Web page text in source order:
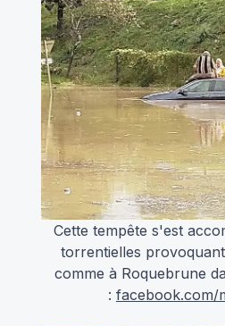
Cette tempête s'est
torrentielles
comme à Roquebrune
: facebook.com/